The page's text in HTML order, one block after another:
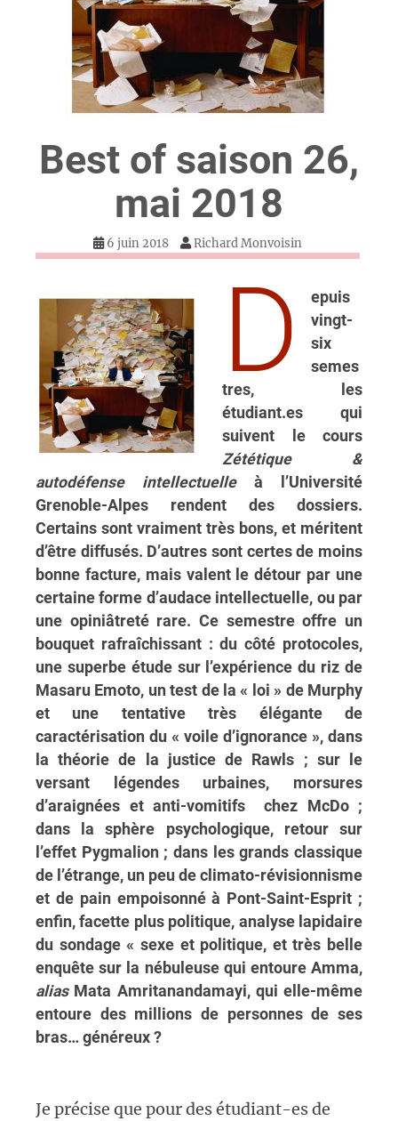
Best of saison 26,
mai 2018
6 juin 2018 Richard Monvoisin
D
epuis
vingt-
six
semes
tres, les
étudiant.es qui
suivent le cours
Zététique &
autodéfense intellectuelleà l’Université
Grenoble-Alpes rendent des dossiers.
Certains sont vraiment très bons, et méritent
d’être diffusés. D’autres sont certes de moins
bonne facture, mais valent le détour par une
certaine forme d’audace intellectuelle, ou par
une opiniâtreté rare. Ce semestre offre un
bouquet rafraîchissant : du côté protocoles,
une superbe étude sur l’expérience du riz de
Masaru Emoto, un test de la « loi » de Murphy
et une tentative très élégante de
caractérisation du « voile d’ignorance », dans
la théorie de la justice de Rawls ; sur le
versant légendes urbaines, morsures
d’araignées et anti-vomitifs chez McDo ;
dans la sphère psychologique, retour sur
l’effet Pygmalion ; dans les grands classique
de l’étrange, un peu de climato-révisionnisme
et de pain empoisonné à Pont-Saint-Esprit ;
enfin, facette plus politique, analyse lapidaire
du sondage « sexe et politique, et très belle
enquête sur la nébuleuse qui entoure Amma,
alias Mata Amritanandamayi, qui elle-même
entoure des millions de personnes de ses
bras… généreux ?
Je précise que pour des étudiant-es de